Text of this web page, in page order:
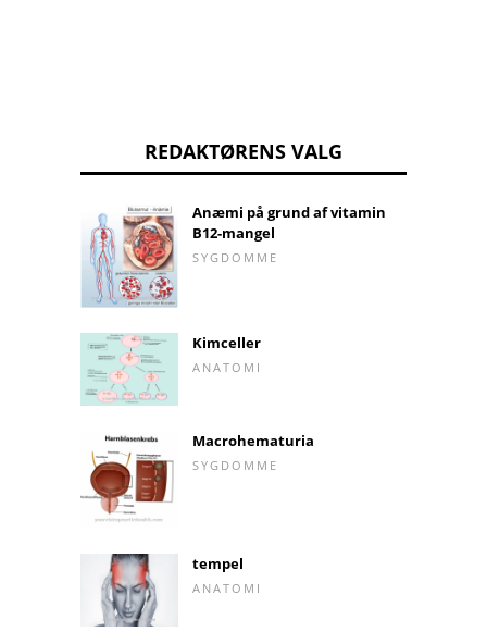
REDAKTØRENS VALG
Anæmi på grund af vitamin
B12-mangel
SYGDOMME
Kimceller
ANATOMI
Macrohematuria
SYGDOMME
tempel
ANATOMI